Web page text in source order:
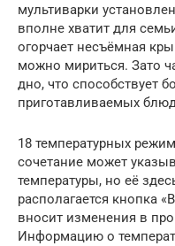
мультиварки
вполне хватит для
огорчает несъёмная
можно мириться. Зато
дно, что способствует
приготавливаемых
18 температурных
сочетание может
температуры, но её
располагается кнопка
вносит изменения в
Информацию о